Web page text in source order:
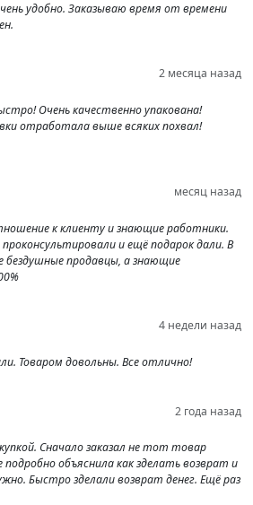
удобно. Заказываю время от времени
2 месяца назад
Очень качественно упакована!
отработала выше всяких похвал!
месяц назад
к клиенту и знающие работники.
и ещё подарок дали. В
продавцы, а знающие
4 недели назад
Товаром довольны. Все отлично!
2 года назад
Сначало заказал не тот товар
объяснила как зделать возврат и
Быстро зделали возврат денег. Ещё раз